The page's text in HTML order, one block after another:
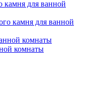
камня для ванной
камня для ванной
комнаты
комнаты